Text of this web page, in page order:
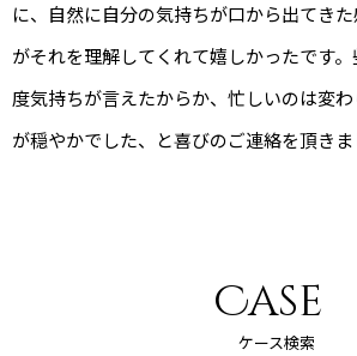
に、自然に自分の気持ちが口から出てき
がそれを理解してくれて嬉しかったです
度気持ちが言えたからか、忙しいのは変
が穏やかでした、と喜びのご連絡を頂きま
Case
ケース検索